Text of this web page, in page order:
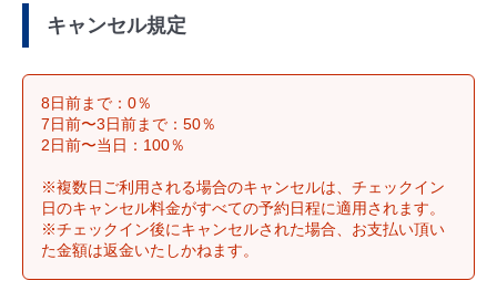
キャンセル規定
8日前まで：0％
7日前〜3日前まで：50％
2日前〜当日：100％
※複数日ご利用される場合のキャンセルは、チェックイン
日のキャンセル料金がすべての予約日程に適用されます。
※チェックイン後にキャンセルされた場合、お支払い頂い
た金額は返金いたしかねます。